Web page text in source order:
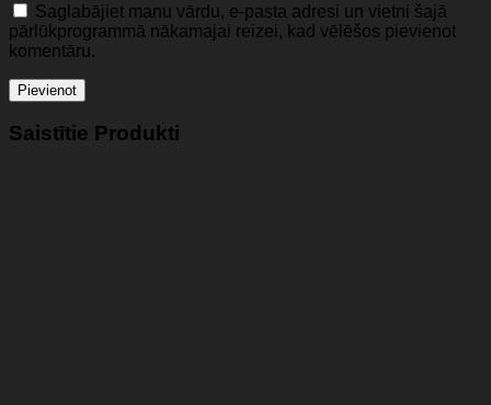
Saglabājiet manu vārdu, e-pasta adresi un vietni šajā
pārlūkprogrammā nākamajai reizei, kad vēlēšos pievienot
komentāru.
Saistītie Produkti